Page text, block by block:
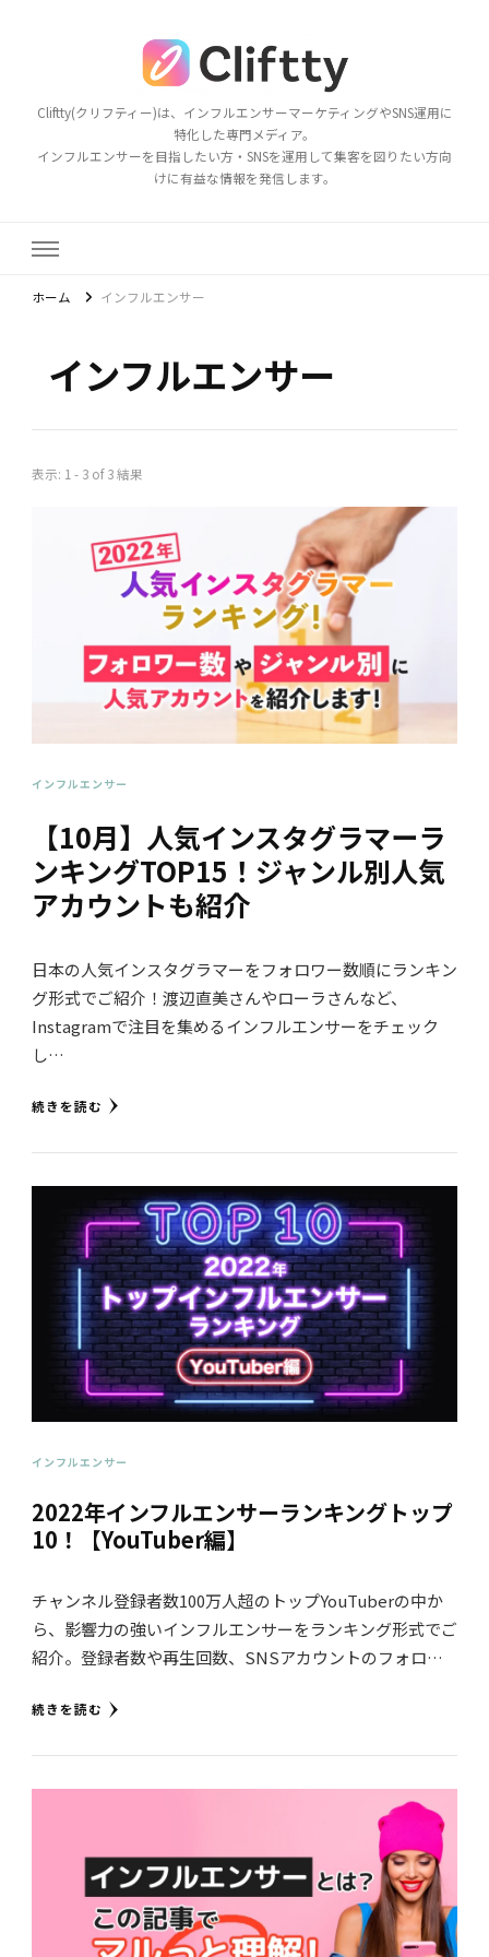
Cliftty(クリフティー)は、インフルエンサーマーケティングやSNS運用に
特化した専門メディア。
インフルエンサーを目指したい方・SNSを運用して集客を図りたい方向
けに有益な情報を発信します。
ホーム インフルエンサー
インフルエンサー
表示: 1 - 3 of 3 結果
インフルエンサー
【10月】人気インスタグラマーラ
ンキングTOP15！ジャンル別人気
アカウントも紹介
日本の人気インスタグラマーをフォロワー数順にランキン
グ形式でご紹介！渡辺直美さんやローラさんなど、
Instagramで注目を集めるインフルエンサーをチェック
し…
続きを読む
インフルエンサー
2022年インフルエンサーランキングトップ
10！【YouTuber編】
チャンネル登録者数100万人超のトップYouTuberの中か
ら、影響力の強いインフルエンサーをランキング形式でご
紹介。登録者数や再生回数、SNSアカウントのフォロ…
続きを読む